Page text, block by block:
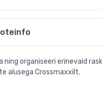
ning organiseeri erinevaid
alusega Crossmaxxilt.